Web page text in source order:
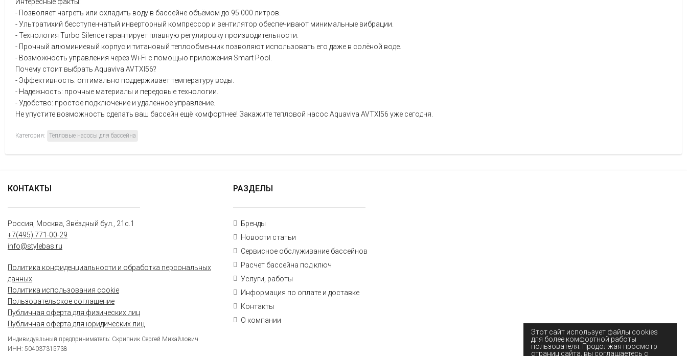
Этот сайт использует файлы cookies
для более комфортной работы
пользователя. Продолжая просмотр
страниц сайта, вы соглашаетесь с
- Позволяет нагреть или охладить воду в бассейне объёмом до 95 000 литров.
- Ультратихий бесступенчатый инверторный компрессор и вентилятор обеспечивают минимальные вибрации.
- Технология Turbo Silence гарантирует плавную регулировку производительности.
- Прочный алюминиевый корпус и титановый теплообменник позволяют использовать его даже в солёной воде.
- Возможность управления через Wi-Fi с помощью приложения Smart Pool.
Почему стоит выбрать Aquaviva AVTXI56?
- Эффективность: оптимально поддерживает температуру воды.
- Надежность: прочные материалы и передовые технологии.
- Удобство: простое подключение и удалённое управление.
Не упустите возможность сделать ваш бассейн ещё комфортнее! Закажите тепловой насос Aquaviva AVTXI56 уже сегодня.
Категория: Тепловые насосы для бассейна
КОНТАКТЫ
Россия, Москва, Звёздный бул., 21с.1
+7(495) 771-00-29
info@stylebas.ru
Политика конфиденциальности и обработка персональных
данных
Политика использования cookie
Пользовательское соглашение
Публичная оферта для физических лиц
Публичная оферта для юридических лиц
Индивидуальный предприниматель: Скрипник Сергей Михайлович
ИНН: 504037315738
РАЗДЕЛЫ
Бренды
Новости статьи
Сервисное обслуживание бассейнов
Расчет бассейна под ключ
Услуги, работы
Информация по оплате и доставке
Контакты
О компании